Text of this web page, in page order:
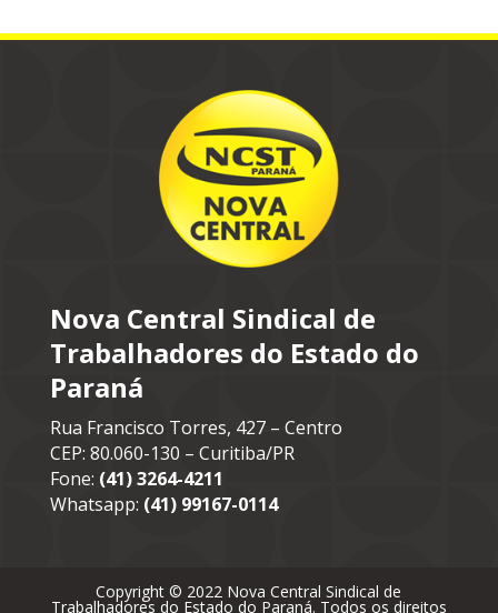
Nova Central Sindical de
Trabalhadores do Estado do
Paraná
Rua Francisco Torres, 427 – Centro
CEP: 80.060-130 – Curitiba/PR
Fone: (41) 3264-4211
Whatsapp: (41) 99167-0114
Copyright © 2022 Nova Central Sindical de
Trabalhadores do Estado do Paraná. Todos os direitos